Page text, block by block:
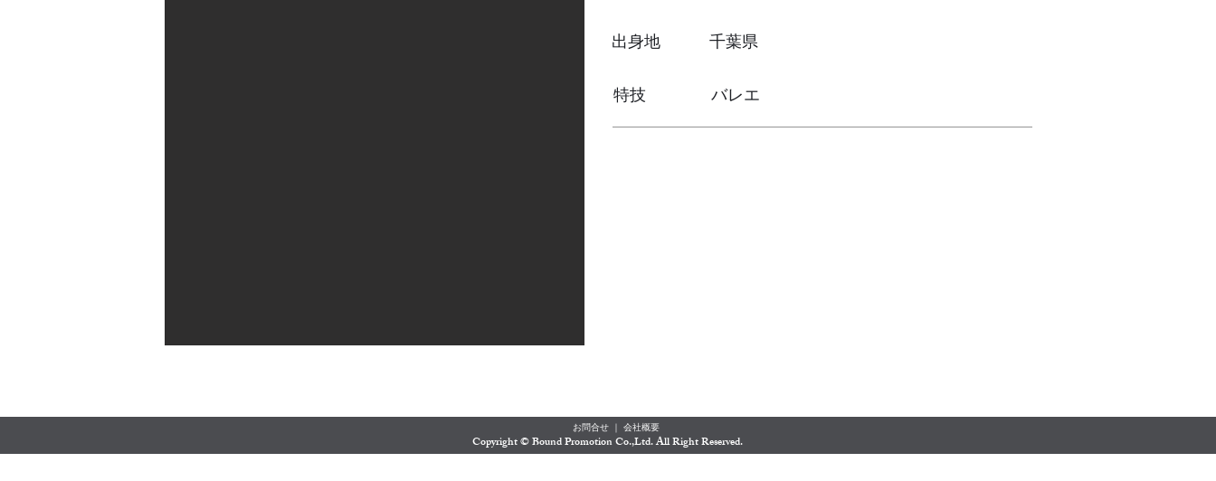
出身地 千葉県
特技 バレエ
お問合せ ｜ 会社概要
​Copyright © Bound Promotion Co.,Ltd. All Right Reserved.